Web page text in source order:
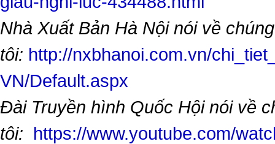
Nhà Xuất Bản Hà Nội nói về chúng
tôi: http://nxbhanoi.com.vn/
VN/Default.aspx
Đài Truyền hình Quốc Hội nói về
tôi: https://www.youtube.com/